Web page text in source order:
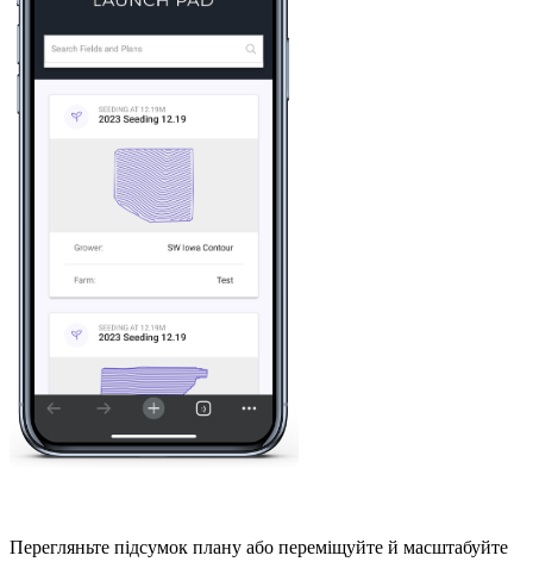
Перегляньте підсумок плану або переміщуйте й масштабуйте